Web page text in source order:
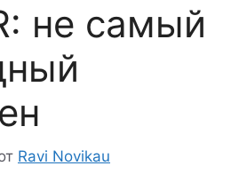
не самый
Ravi Novikau